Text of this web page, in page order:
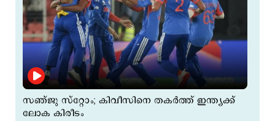
സഞ്ജു സ്റ്റോം; കിവീസിനെ തകർത്ത് ഇന്ത്യക്ക്
ലോക കിരീടം